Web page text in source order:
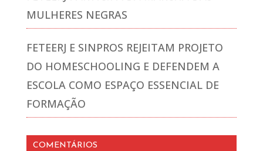
MULHERES NEGRAS
FETEERJ E SINPROS REJEITAM PROJETO
DO HOMESCHOOLING E DEFENDEM A
ESCOLA COMO ESPAÇO ESSENCIAL DE
FORMAÇÃO
COMENTÁRIOS